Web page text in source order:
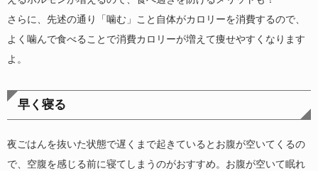
さらに、先述の通り「噛む」こと自体がカロリーを消費するので、
よく噛んで食べることで消費カロリーが増えて痩せやすくなります
よ。
早く寝る
夜ごはんを抜いた状態で遅くまで起きているとお腹が空いてくるの
で、空腹を感じる前に寝てしまうのがおすすめ。お腹が空いて眠れ